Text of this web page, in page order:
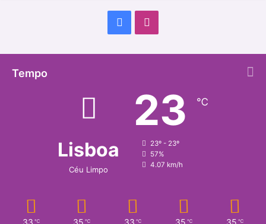
Facebook
Tempo
Lisboa
Céu Limpo
23 ℃
23º - 23º
57%
4.07 km/h
33 ℃ 35 ℃ 33 ℃ 35 ℃ 35 ℃